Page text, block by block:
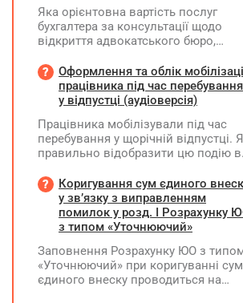
Яка орієнтовна вартість послуг
бухгалтера за консультації щодо
відкриття адвокатського бюро,
діяльності та подання звіту за
формою №8-ОПП?
Оформлення та облік
працівника під час перебування
у відпустці (аудіоверсія)
Працівника мобілізували під час
перебування у щорічній відпустці.
правильно відобразити цю подію в
бухгалтерському обліку та
податковій звітності?
Коригування сум єдиного
у зв’язку з виправленням
помилок у розд. І Розрахунку
з типом «Уточнюючий»
Заповнення Розрахунку ЮО з
«Уточнюючий» при коригуванні сум
єдиного внеску проводиться на